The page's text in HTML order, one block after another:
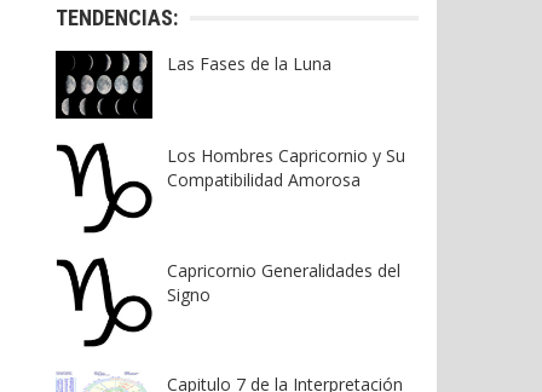
TENDENCIAS:
Las Fases de la Luna
Los Hombres Capricornio y Su
Compatibilidad Amorosa
Capricornio Generalidades del
Signo
Capitulo 7 de la Interpretación